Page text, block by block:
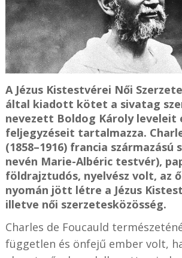
A Jézus Kistestvérei Női
által kiadott kötet a sivatag
nevezett Boldog Károly leveleit
feljegyzéseit tartalmazza.
(1858–1916) francia származású
nevén Marie-Albéric testvér),
földrajztudós, nyelvész volt, az
nyomán jött létre a Jézus
illetve női szerzetesközösség.
Charles de Foucauld
független és önfejű ember volt,